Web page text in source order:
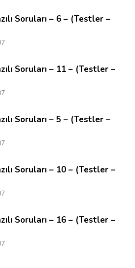
Soruları – 6 – (Testler –
Soruları – 11 – (Testler –
Soruları – 5 – (Testler –
Soruları – 10 – (Testler –
Soruları – 16 – (Testler –